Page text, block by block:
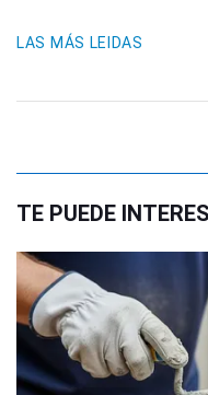
LAS MÁS LEIDAS
TE PUEDE